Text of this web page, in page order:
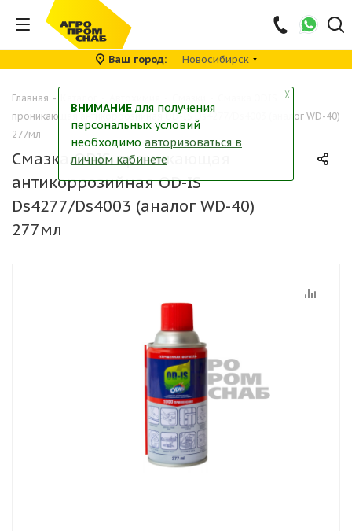
Ваш город Новосибирск
Главная -
проникающая антикоррозийная OD-IS Ds4277/Ds4003 (аналог WD-40)
277мл
Смазка ODIS проникающая
антикоррозийная OD-IS
Ds4277/Ds4003 (аналог WD-40)
277мл
╳
ВНИМАНИЕ для получения
персональных условий
необходимо авторизоваться в
личном кабинете